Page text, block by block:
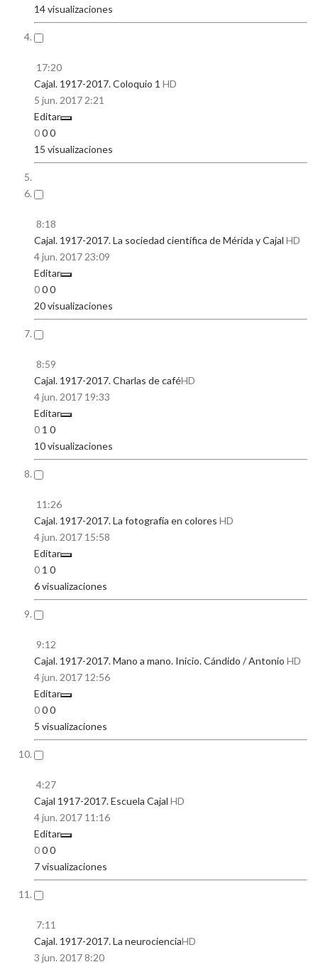
14 visualizaciones
17:20
Cajal. 1917-2017. Coloquio 1 HD
5 jun. 20172:21
Editar
000
15 visualizaciones
8:18
Cajal. 1917-2017. La sociedad científica de Mérida y Cajal HD
4 jun. 201723:09
Editar
000
20 visualizaciones
8:59
Cajal. 1917-2017. Charlas de caféHD
4 jun. 2017 19:33
Editar
0 1 0
10 visualizaciones
11:26
Cajal. 1917-2017. La fotografía en colores HD
4 jun. 2017 15:58
Editar
0 1 0
6 visualizaciones
9:12
Cajal. 1917-2017. Mano a mano. Inicio. Cándido / Antonio HD
4 jun. 2017 12:56
Editar
000
5 visualizaciones
4:27
Cajal 1917-2017. Escuela Cajal HD
4 jun. 2017 11:16
Editar
000
7 visualizaciones
7:11
Cajal. 1917-2017. La neurocienciaHD
3 jun. 20178:20